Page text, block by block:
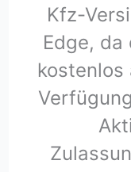
Kfz-
Edge, da
kostenlos